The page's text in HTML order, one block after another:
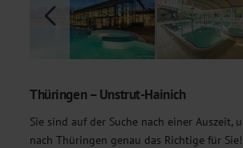
Thüringen – Unstrut-Hainich
Sie sind auf der Suche nach einer
nach Thüringen genau das Richtige für